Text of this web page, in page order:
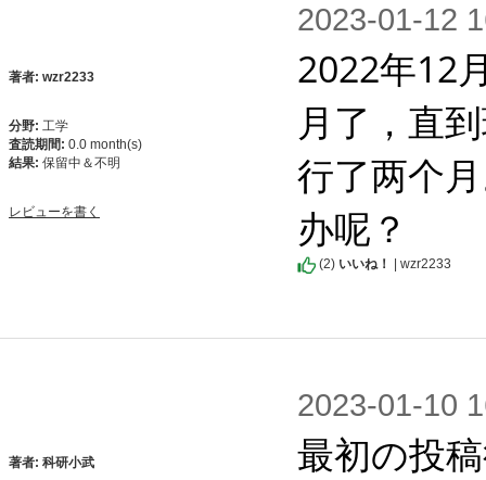
著者: wzr2233
分野: 工学
査読期間: 0.0 month(s)
結果: 保留中＆不明
レビューを書く
2023-01-12
2022年12
月了，直
行了两个
办呢？
(2) いいね！ | wzr2233
著者: 科研小武
2023-01-10
最初の投